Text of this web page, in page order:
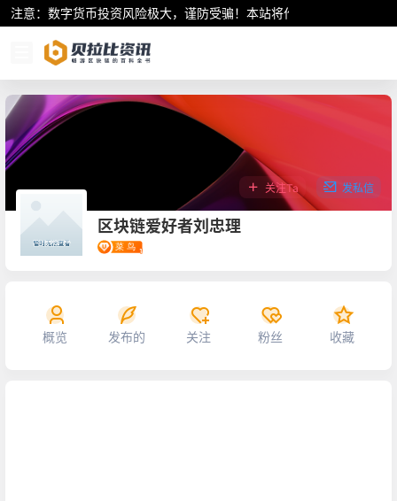
注意：数字货币投资风险极大，谨防受骗！本站将作为行业资讯共享
区块链爱好者刘忠理
关注Ta 发私信
概览 发布的 关注 粉丝 收藏